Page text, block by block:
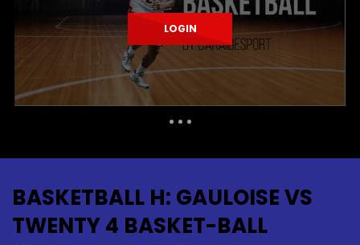
LOGIN
BASKETBALL H: GAULOISE VS
TWENTY 4 BASKET-BALL